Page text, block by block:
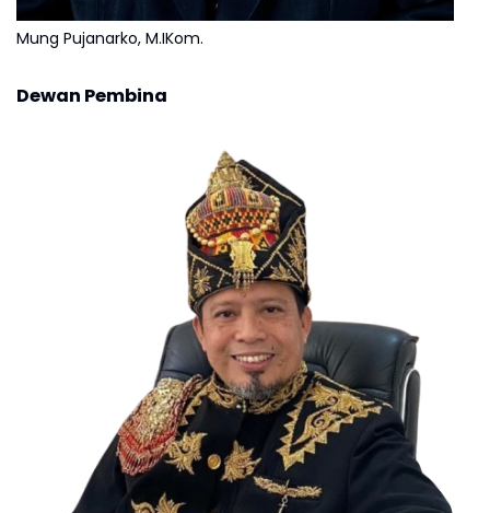
Mung Pujanarko, M.IKom.
Dewan Pembina